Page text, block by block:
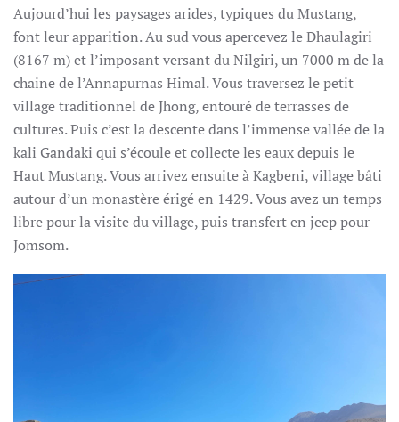
Aujourd’hui les paysages arides, typiques du Mustang,
font leur apparition. Au sud vous apercevez le Dhaulagiri
(8167 m) et l’imposant versant du Nilgiri, un 7000 m de la
chaine de l’Annapurnas Himal. Vous traversez le petit
village traditionnel de Jhong, entouré de terrasses de
cultures. Puis c’est la descente dans l’immense vallée de la
kali Gandaki qui s’écoule et collecte les eaux depuis le
Haut Mustang. Vous arrivez ensuite à Kagbeni, village bâti
autour d’un monastère érigé en 1429. Vous avez un temps
libre pour la visite du village, puis transfert en jeep pour
Jomsom.